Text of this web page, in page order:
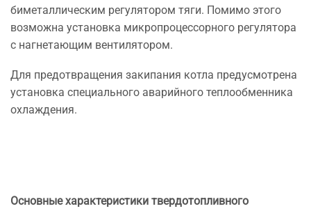
биметаллическим регулятором тяги. Помимо этого
возможна установка микропроцессорного регулятора
с нагнетающим вентилятором.
Для предотвращения закипания котла предусмотрена
установка специального аварийного теплообменника
охлаждения.
Основные характеристики твердотопливного